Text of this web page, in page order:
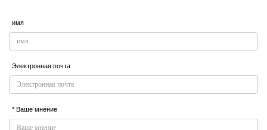
имя
Электронная почта
* Ваше мнение